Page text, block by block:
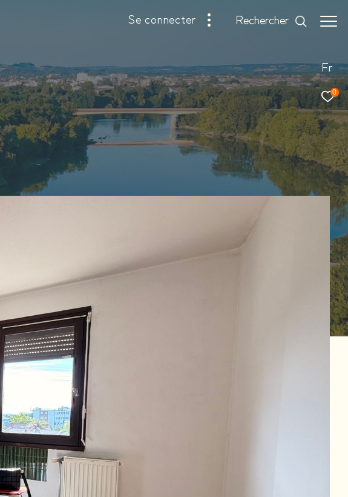
Fr
0
se connecter rechercher